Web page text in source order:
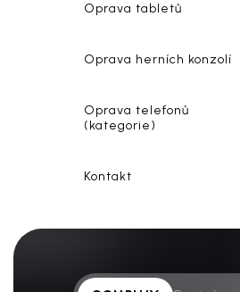
Oprava tabletů
Oprava herních konzolí
Oprava telefonů
(kategorie)
Kontakt